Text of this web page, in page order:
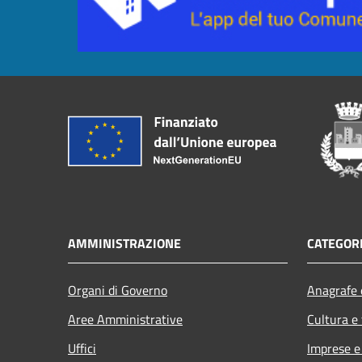
AMMINISTRAZIONE
Organi di Governo
Aree Amministrative
Uffici
Cultura
Imprese